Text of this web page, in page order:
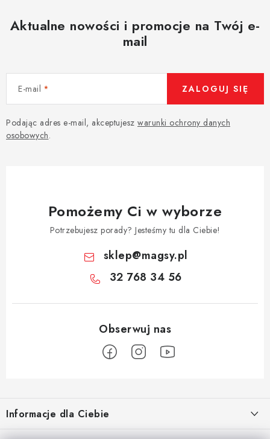
Aktualne nowości i promocje na Twój e-
mail
E-mail
Podając adres e-mail, akceptujesz warunki ochrony danych
osobowych.
ZALOGUJ SIĘ
Pomożemy Ci w wyborze
Potrzebujesz porady? Jesteśmy tu dla Ciebie!
sklep@magsy.pl
32 768 34 56
oInformacje dla Ciebie